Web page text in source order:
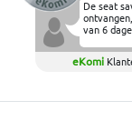
De seat
van 6
en deze
Heerlijk
elkaar in
eKomi